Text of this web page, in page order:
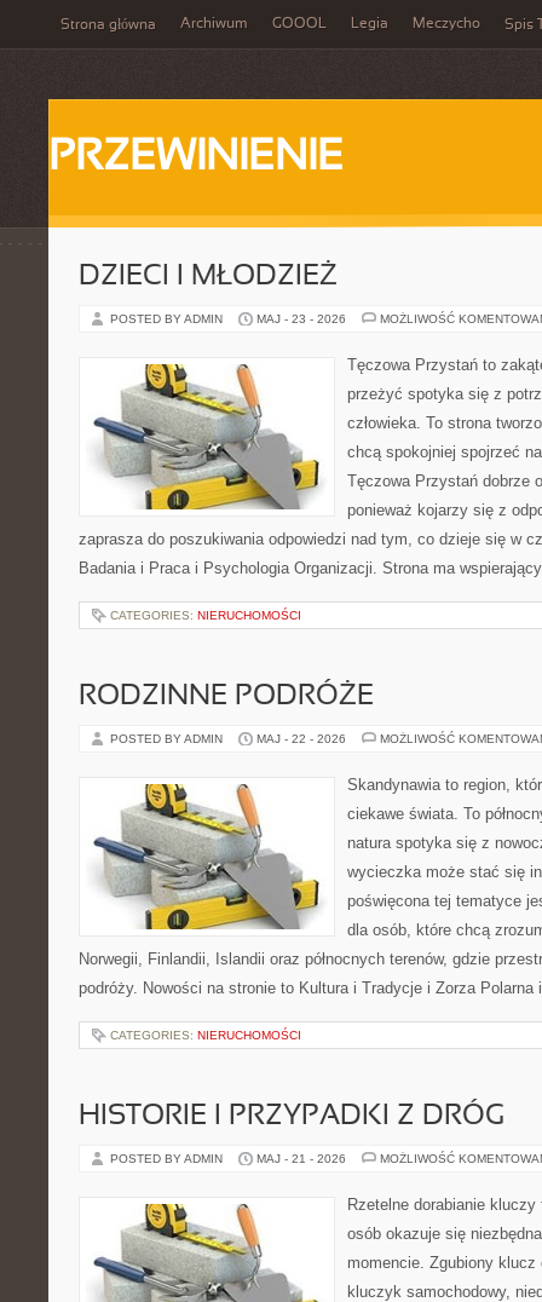
Strona główna Archiwum GOOOL Legia Meczycho Spis
PRZEWINIENIE
DZIECI I MŁODZIEŻ
POSTED BY ADMIN MAJ - 23 - 2026 MOŻLIWOŚĆ
Tęczowa Przystań to
przeżyć spotyka się z
człowieka. To strona
chcą spokojniej spojrzeć
Tęczowa Przystań dobrze
ponieważ kojarzy się z
zaprasza do poszukiwania odpowiedzi nad tym, co dzieje się w
Badania i Praca i Psychologia Organizacji. Strona ma
CATEGORIES: NIERUCHOMOŚCI
RODZINNE PODRÓŻE
POSTED BY ADMIN MAJ - 22 - 2026 MOŻLIWOŚĆ
Skandynawia to region,
ciekawe świata. To
natura spotyka się z
wycieczka może stać się
poświęcona tej tematyce
dla osób, które chcą
Norwegii, Finlandii, Islandii oraz północnych terenów, gdzie
podróży. Nowości na stronie to Kultura i Tradycje i Zorza
CATEGORIES: NIERUCHOMOŚCI
HISTORIE I PRZYPADKI Z DRÓG
POSTED BY ADMIN MAJ - 21 - 2026 MOŻLIWOŚĆ
Rzetelne dorabianie
osób okazuje się
momencie. Zgubiony
kluczyk samochodowy,